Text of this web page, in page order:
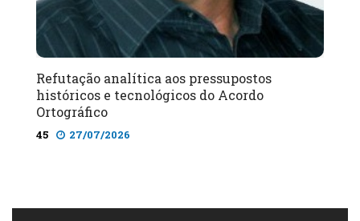
Refutação analítica aos pressupostos
históricos e tecnológicos do Acordo
Ortográfico
45 27/07/2026